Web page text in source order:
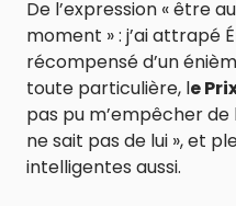
De l’expression « être
moment » : j’ai attrapé
récompensé d’un
toute particulière, le
pas pu m’empêcher de
ne sait pas de lui », et
intelligentes aussi.